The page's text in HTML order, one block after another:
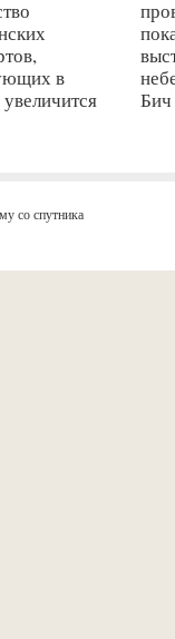
в
Бич
со спутника